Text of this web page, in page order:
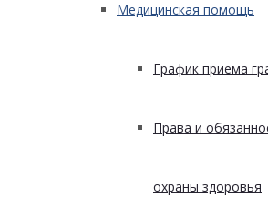
Медицинская помощь
График приема
Права и
охраны здоровья